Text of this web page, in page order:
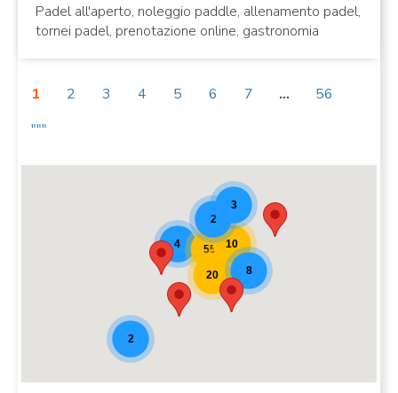
Padel all'aperto, noleggio paddle, allenamento padel,
tornei padel, prenotazione online, gastronomia
1 2 3 4 5 6 7 ...
56
"""
Teaser della mappa del Padel [20]
4 55 10
20
2
2
8
3